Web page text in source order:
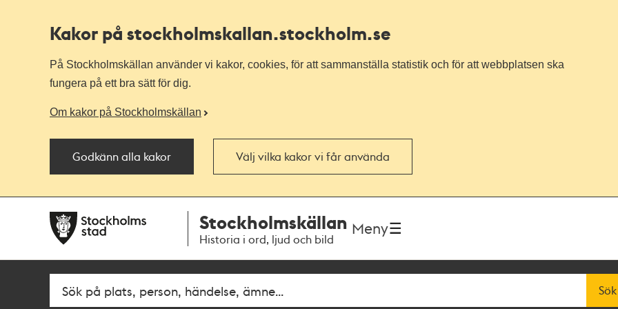
Kakor på stockholmskallan.stockholm.se
På Stockholmskällan använder vi kakor, cookies, för att sammanställa statistik och för att webbplatsen ska
fungera på ett bra sätt för dig.
Om kakor på Stockholmskällan
Godkänn alla kakor Välj vilka kakor vi får använda
navigationen
huvudinnehållet
Stockholmskällan
Historia i ord, ljud och bild
Meny
Fritextsök Sök